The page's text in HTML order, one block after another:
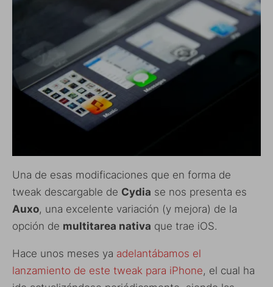
Una de esas modificaciones que en forma de
tweak descargable de Cydia se nos presenta es
Auxo, una excelente variación (y mejora) de la
opción de multitarea nativa que trae iOS.
Hace unos meses ya adelantábamos el
lanzamiento de este tweak para iPhone, el cual ha